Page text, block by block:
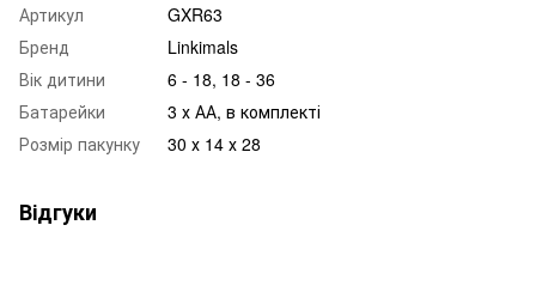
Артикул
GXR63
Бренд
Linkimals
Вік дитини
6 - 18, 18 - 36
Батарейки
3 х АА, в комплекті
Розмір пакунку
30 х 14 х 28
Відгуки